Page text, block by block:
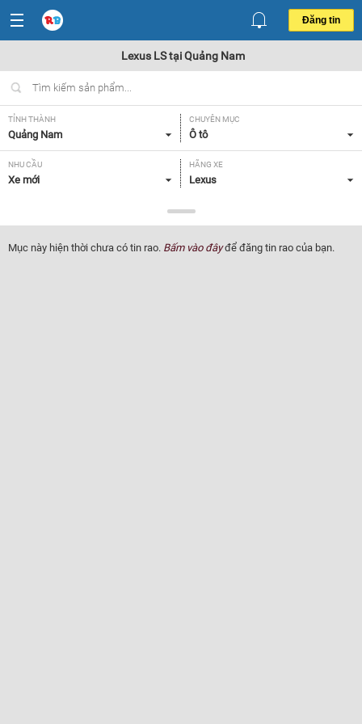
Đăng tin
Lexus LS tại Quảng Nam
TỈNH THÀNH
Quảng Nam
CHUYÊN MỤC
Ô tô
NHU CẦU
Xe mới
HÃNG XE
Lexus
LS
NĂM SẢN XUẤT
Tất cả
GIÁ XE XUẤT XỨ
Mục này hiện thời chưa có tin rao. Bấm vào đâyđể đăng tin rao của bạn.